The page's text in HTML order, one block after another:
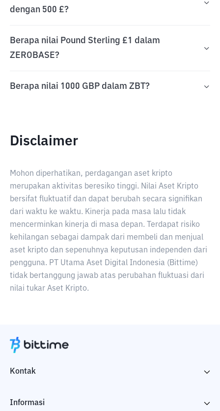
dengan 500 £?
Berapa nilai Pound Sterling £1 dalam
ZEROBASE?
Berapa nilai 1000 GBP dalam ZBT?
Disclaimer
Mohon diperhatikan, perdagangan aset kripto
merupakan aktivitas beresiko tinggi. Nilai Aset Kripto
bersifat fluktuatif dan dapat berubah secara signifikan
dari waktu ke waktu. Kinerja pada masa lalu tidak
mencerminkan kinerja di masa depan. Terdapat risiko
kehilangan sebagai dampak dari membeli dan menjual
aset kripto dan sepenuhnya keputusan independen dari
pengguna. PT Utama Aset Digital Indonesia (Bittime)
tidak bertanggung jawab atas perubahan fluktuasi dari
nilai tukar Aset Kripto.
Kontak
Informasi